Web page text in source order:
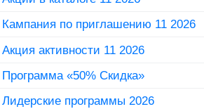
Кампания по приглашению 11 2026
Акция активности 11 2026
Программа «50% Скидка»
Лидерские программы 2026